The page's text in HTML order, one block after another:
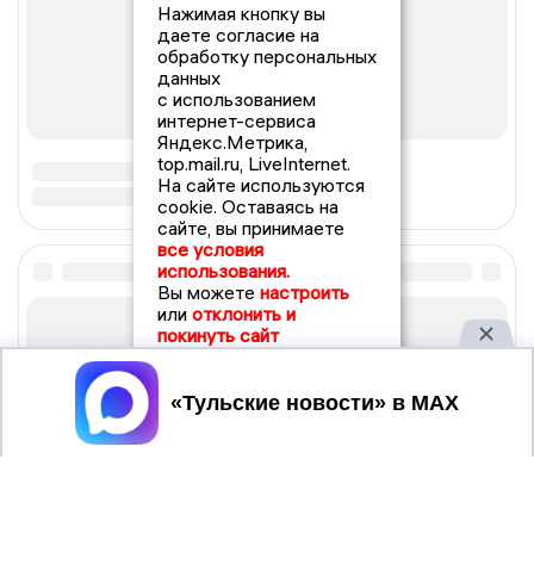
Нажимая кнопку вы
даете согласие на
обработку персональных
данных
с использованием
интернет-сервиса
Яндекс.Метрика,
top.mail.ru, LiveInternet.
На сайте используются
cookie. Оставаясь на
сайте, вы принимаете
все условия
использования.
Вы можете настроить
или отклонить и
покинуть сайт
Принять